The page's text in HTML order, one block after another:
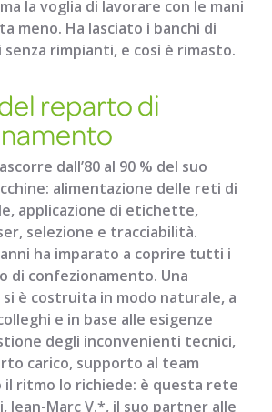
la voglia di lavorare con le mani
meno. Ha lasciato i banchi di
senza rimpianti, e così è rimasto.
reparto di
dall’80 al 90 % del suo
alimentazione delle reti di
applicazione di etichette,
selezione e tracciabilità.
ha imparato a coprire tutti i
di confezionamento. Una
si è costruita in modo naturale, a
e in base alle esigenze
degli inconvenienti tecnici,
carico, supporto al team
il ritmo lo richiede: è questa rete
Jean-Marc V.*, il suo partner alle